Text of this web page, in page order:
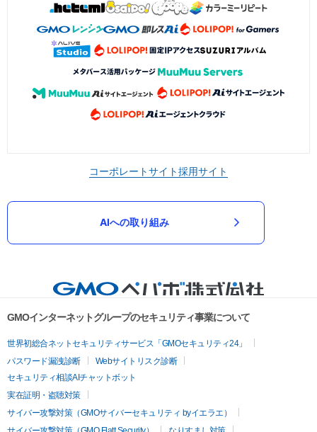
コーポレートサイト採用サイト
AIへの取り組み
GMOインターネットグループのセキュリティ事業について
世界初総合ネットセキュリティサービス「GMOセキュリティ24」
パスワード漏洩診断
Webサイトリスク診断
セキュリティ相談AIチャットボット
実在証明・盗聴対策
サイバー攻撃対策（GMOサイバーセキュリティ byイエラエ）